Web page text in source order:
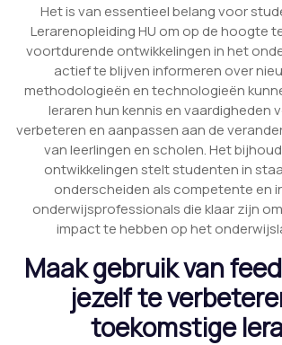
Het is van essentieel belang voor
Lerarenopleiding HU om op de hoogte
voortdurende ontwikkelingen in het
actief te blijven informeren over
methodologieën en technologieën
leraren hun kennis en vaardigheden
verbeteren en aanpassen aan de
van leerlingen en scholen. Het
ontwikkelingen stelt studenten in
onderscheiden als competente en
onderwijsprofessionals die klaar zijn
impact te hebben op het
Maak gebruik van
jezelf te
toekomstige